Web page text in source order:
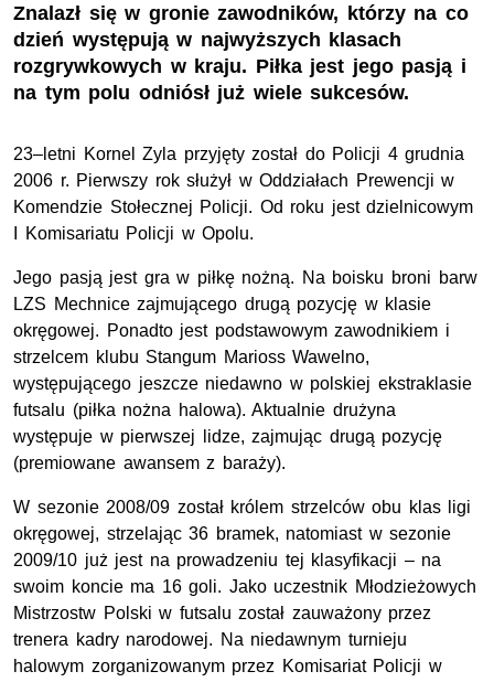
Znalazł się w gronie zawodników, którzy na co
dzień występują w najwyższych klasach
rozgrywkowych w kraju. Piłka jest jego pasją i
na tym polu odniósł już wiele sukcesów.
23–letni Kornel Zyla przyjęty został do Policji 4 grudnia
2006 r. Pierwszy rok służył w Oddziałach Prewencji w
Komendzie Stołecznej Policji. Od roku jest dzielnicowym
I Komisariatu Policji w Opolu.
Jego pasją jest gra w piłkę nożną. Na boisku broni barw
LZS Mechnice zajmującego drugą pozycję w klasie
okręgowej. Ponadto jest podstawowym zawodnikiem i
strzelcem klubu Stangum Marioss Wawelno,
występującego jeszcze niedawno w polskiej ekstraklasie
futsalu (piłka nożna halowa). Aktualnie drużyna
występuje w pierwszej lidze, zajmując drugą pozycję
(premiowane awansem z baraży).
W sezonie 2008/09 został królem strzelców obu klas ligi
okręgowej, strzelając 36 bramek, natomiast w sezonie
2009/10 już jest na prowadzeniu tej klasyfikacji – na
swoim koncie ma 16 goli. Jako uczestnik Młodzieżowych
Mistrzostw Polski w futsalu został zauważony przez
trenera kadry narodowej. Na niedawnym turnieju
halowym zorganizowanym przez Komisariat Policji w